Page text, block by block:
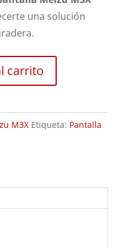
una solución
carrito
M3X Etiqueta: Pantalla